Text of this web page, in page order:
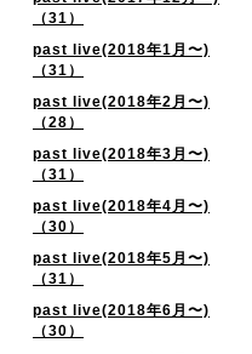
（31）
past live(2018年1月〜)
（31）
past live(2018年2月〜)
（28）
past live(2018年3月〜)
（31）
past live(2018年4月〜)
（30）
past live(2018年5月〜)
（31）
past live(2018年6月〜)
（30）